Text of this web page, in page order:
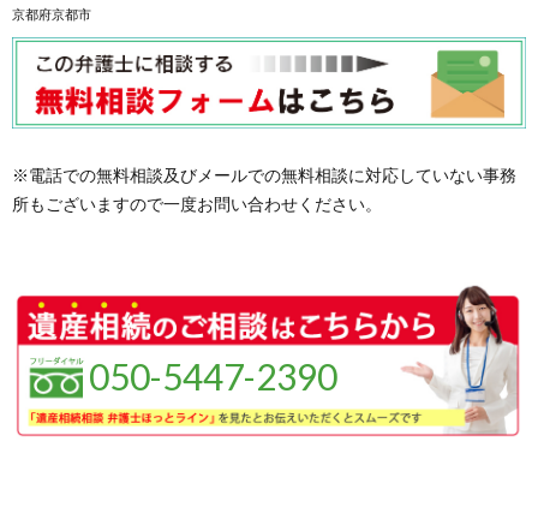
京都府京都市
※電話での無料相談及びメールでの無料相談に対応していない事務
所もございますので一度お問い合わせください。
050-5447-2390